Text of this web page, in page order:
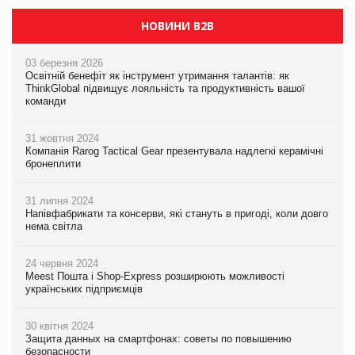
НОВИНИ B2B
03 березня 2026
Освітній бенефіт як інструмент утримання талантів: як
ThinkGlobal підвищує лояльність та продуктивність вашої
команди
31 жовтня 2024
Компанія Rarog Tactical Gear презентувала надлегкі керамічні
бронеплити
31 липня 2024
Напівфабрикати та консерви, які стануть в пригоді, коли довго
нема світла
24 червня 2024
Meest Пошта і Shop-Express розширюють можливості
українських підприємців
30 квітня 2024
Защита данных на смартфонах: советы по повышению
безопасности